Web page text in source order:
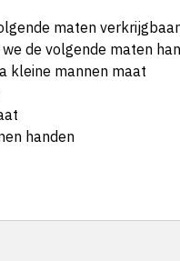
maten
de volgende maten
kleine mannen maat
handen